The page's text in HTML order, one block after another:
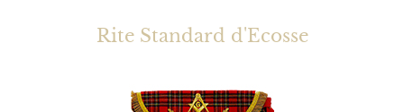
Rite Standard d'Ecosse